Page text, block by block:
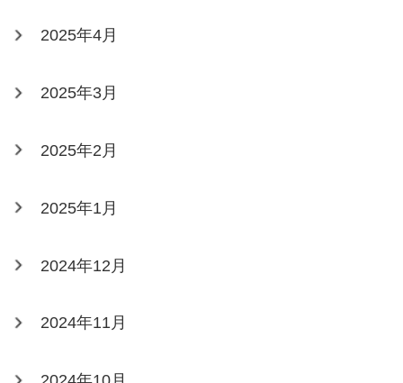
2025年4月
2025年3月
2025年2月
2025年1月
2024年12月
2024年11月